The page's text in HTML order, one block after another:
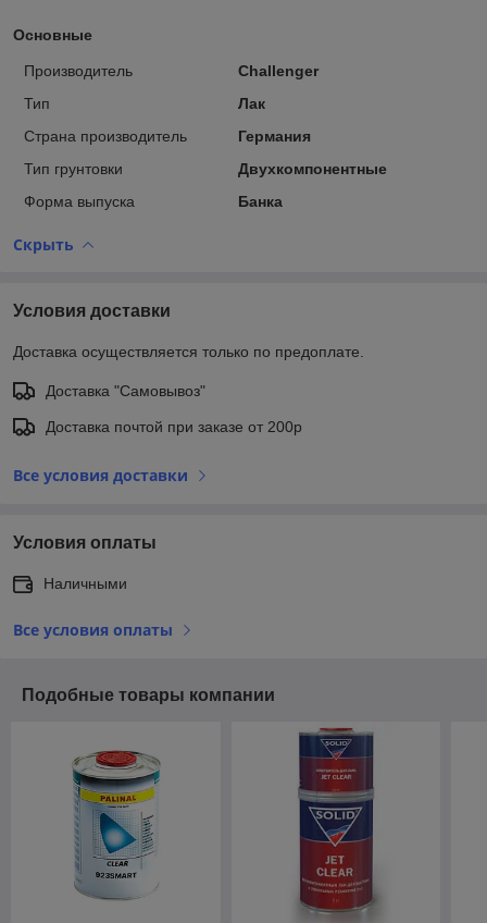
Основные
Производитель
Challenger
Тип
Лак
Страна производитель
Германия
Тип грунтовки
Двухкомпонентные
Форма выпуска
Банка
Скрыть
Условия доставки
Доставка осуществляется только по предоплате.
Доставка "Самовывоз"
Доставка почтой при заказе от 200р
Все условия доставки
Условия оплаты
Наличными
Все условия оплаты
Подобные товары компании